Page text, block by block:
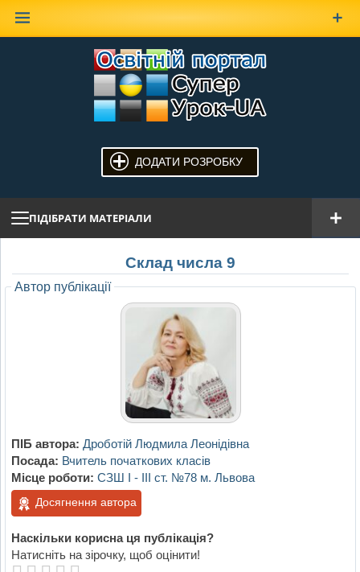
ДОДАТИ РОЗРОБКУ
ПІДІБРАТИ МАТЕРІАЛИ
Склад числа 9
Автор публікації
ПІБ автора: Дроботій Людмила Леонідівна
Посада: Вчитель початкових класів
Місце роботи: СЗШ І - ІІІ ст. №78 м. Львова
Досягнення автора
Наскільки корисна ця публікація?
Натисніть на зірочку, щоб оцінити!